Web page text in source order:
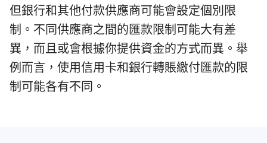
但銀行和其他付款供應商可能會設定個別限
制。不同供應商之間的匯款限制可能大有差
異，而且或會根據你提供資金的方式而異。舉
例而言，使用信用卡和銀行轉賬繳付匯款的限
制可能各有不同。